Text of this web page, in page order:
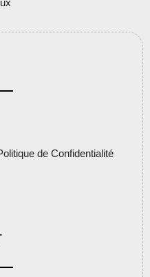
de Confidentialité